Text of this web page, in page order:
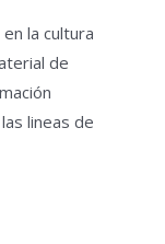
la cultura
de
lineas de